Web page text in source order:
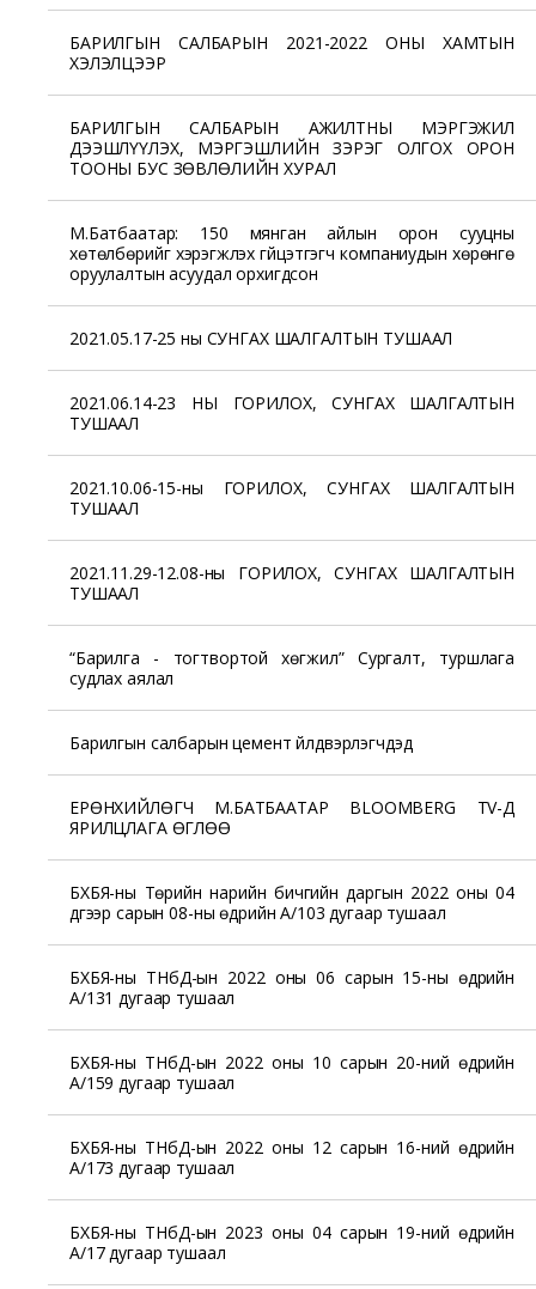
БАРИЛГЫН САЛБАРЫН 2021-2022 ОНЫ ХАМТЫН
ХЭЛЭЛЦЭЭР
БАРИЛГЫН САЛБАРЫН АЖИЛТНЫ МЭРГЭЖИЛ
ДЭЭШЛҮҮЛЭХ, МЭРГЭШЛИЙН ЗЭРЭГ ОЛГОХ ОРОН
ТООНЫ БУС ЗӨВЛӨЛИЙН ХУРАЛ
М.Батбаатар: 150 мянган айлын орон сууцны
хөтөлбөрийг хэрэгжүүлэх гүйцэтгэгч компаниудын хөрөнгө
оруулалтын асуудал орхигдсон
2021.05.17-25 ны СУНГАХ ШАЛГАЛТЫН ТУШААЛ
2021.06.14-23 НЫ ГОРИЛОХ, СУНГАХ ШАЛГАЛТЫН
ТУШААЛ
2021.10.06-15-ны ГОРИЛОХ, СУНГАХ ШАЛГАЛТЫН
ТУШААЛ
2021.11.29-12.08-ны ГОРИЛОХ, СУНГАХ ШАЛГАЛТЫН
ТУШААЛ
“Барилга - тогтвортой хөгжил” Сургалт, туршлага
судлах аялал
Барилгын салбарын цемент үйлдвэрлэгчдэд
ЕРӨНХИЙЛӨГЧ М.БАТБААТАР BLOOMBERG TV-Д
ЯРИЛЦЛАГА ӨГЛӨӨ
БХБЯ-ны Төрийн нарийн бичгийн даргын 2022 оны 04
дүгээр сарын 08-ны өдрийн А/103 дугаар тушаал
БХБЯ-ны ТНбД-ын 2022 оны 06 сарын 15-ны өдрийн
А/131 дугаар тушаал
БХБЯ-ны ТНбД-ын 2022 оны 10 сарын 20-ний өдрийн
А/159 дугаар тушаал
БХБЯ-ны ТНбД-ын 2022 оны 12 сарын 16-ний өдрийн
А/173 дугаар тушаал
БХБЯ-ны ТНбД-ын 2023 оны 04 сарын 19-ний өдрийн
А/17 дугаар тушаал